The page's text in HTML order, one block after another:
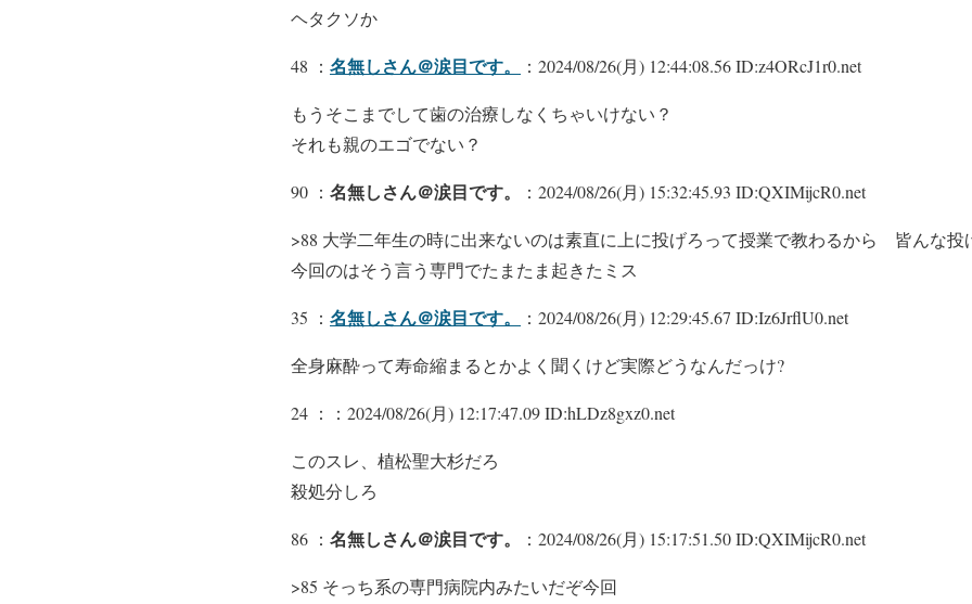
ヘタクソか
48 ： 名無しさん＠涙目です。 ：2024/08/26(月) 12:44:08.56 ID:z4ORcJ1r0.net
もうそこまでして歯の治療しなくちゃいけない？
それも親のエゴでない？
90 ： 名無しさん＠涙目です。 ：2024/08/26(月) 15:32:45.93 ID:QXIMijcR0.net
>88 大学二年生の時に出来ないのは素直に上に投げろって授業で教わるから 皆んな投
今回のはそう言う専門でたまたま起きたミス
35 ： 名無しさん＠涙目です。 ：2024/08/26(月) 12:29:45.67 ID:Iz6JrflU0.net
全身麻酔って寿命縮まるとかよく聞くけど実際どうなんだっけ?
24 ： ：2024/08/26(月) 12:17:47.09 ID:hLDz8gxz0.net
このスレ、植松聖大杉だろ
殺処分しろ
86 ： 名無しさん＠涙目です。 ：2024/08/26(月) 15:17:51.50 ID:QXIMijcR0.net
>85 そっち系の専門病院内みたいだぞ今回